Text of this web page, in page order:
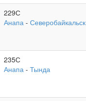
229С
Анапа - Северобайкальск
235С
Анапа - Тында